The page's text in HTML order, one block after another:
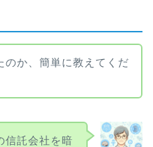
のか、簡単に教えてくだ
信託会社を暗